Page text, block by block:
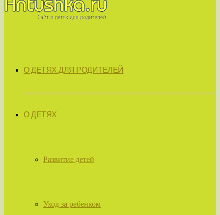
О ДЕТЯХ ДЛЯ РОДИТЕЛЕЙ
О ДЕТЯХ
Развитие детей
Уход за ребенком